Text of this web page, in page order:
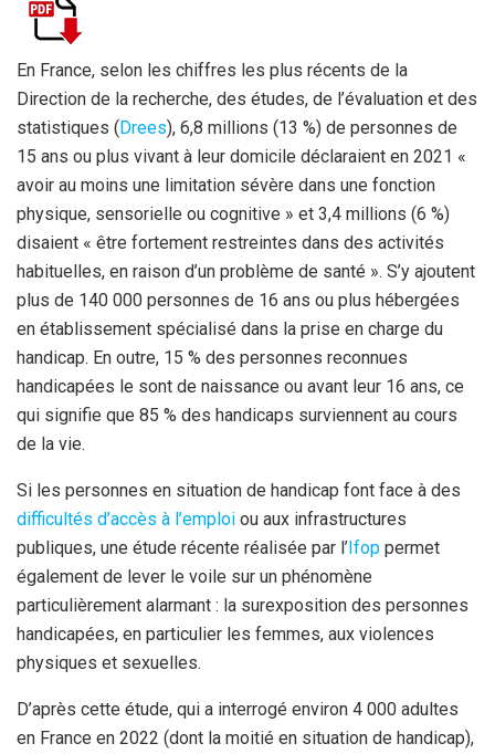
b
o
o
k
n
g
e
A
p
p
En France, selon les chiffres les plus récents de la
Direction de la recherche, des études, de l’évaluation et des
statistiques (Drees), 6,8 millions (13 %) de personnes de
15 ans ou plus vivant à leur domicile déclaraient en 2021 «
avoir au moins une limitation sévère dans une fonction
physique, sensorielle ou cognitive » et 3,4 millions (6 %)
disaient « être fortement restreintes dans des activités
habituelles, en raison d’un problème de santé ». S’y ajoutent
plus de 140 000 personnes de 16 ans ou plus hébergées
en établissement spécialisé dans la prise en charge du
handicap. En outre, 15 % des personnes reconnues
handicapées le sont de naissance ou avant leur 16 ans, ce
qui signifie que 85 % des handicaps surviennent au cours
de la vie.
Si les personnes en situation de handicap font face à des
difficultés d’accès à l’emploi ou aux infrastructures
publiques, une étude récente réalisée par l’Ifop permet
également de lever le voile sur un phénomène
particulièrement alarmant : la surexposition des personnes
handicapées, en particulier les femmes, aux violences
physiques et sexuelles.
D’après cette étude, qui a interrogé environ 4 000 adultes
en France en 2022 (dont la moitié en situation de handicap),